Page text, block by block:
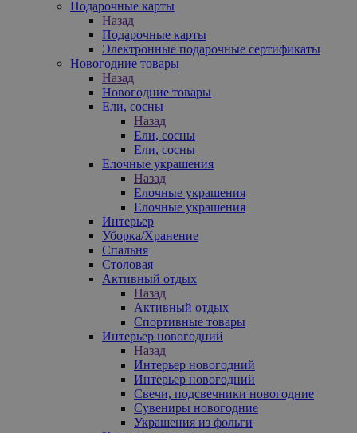
Подарочные карты
Назад
Подарочные карты
Электронные подарочные сертификаты
Новогодние товары
Назад
Новогодние товары
Ели, сосны
Назад
Ели, сосны
Ели, сосны
Елочные украшения
Назад
Елочные украшения
Елочные украшения
Интерьер
Уборка/Хранение
Спальня
Столовая
Активный отдых
Назад
Активный отдых
Спортивные товары
Интерьер новогодний
Назад
Интерьер новогодний
Интерьер новогодний
Свечи, подсвечники новогодние
Сувениры новогодние
Украшения из фольги